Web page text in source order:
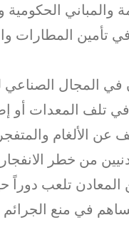
والمباني
تأمين المطارات
المجال
تلف المعدات أو
عن الألغام
تلعب دوراً
في منع الجرائم